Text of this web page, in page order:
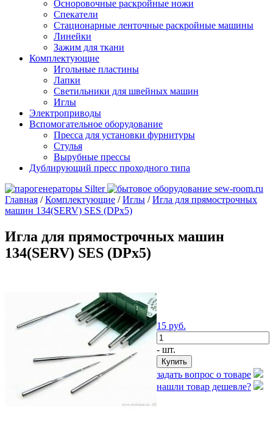
Осноровочные раскройные ножи
Спекатели
Стационарные ленточные раскройные машины
Линейки
Зажим для ткани
Комплектующие
Игольные пластины
Лапки
Светильники для швейных машин
Иглы
Электроприводы
Вспомогательное оборудование
Пресса для установки фурнитуры
Стулья
Вырубные прессы
Дублирующий пресс проходного типа
Главная /Комплектующие /Иглы /Игла для прямострочных
машин 134(SERV) SES (DPx5)
Игла для прямострочных машин
134(SERV) SES (DPx5)
15 руб.
- шт.
задать вопрос о товаре
нашли товар дешевле?